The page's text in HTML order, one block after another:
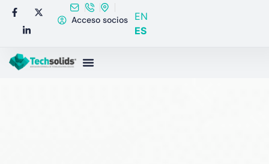
Acceso socios
EN
ES